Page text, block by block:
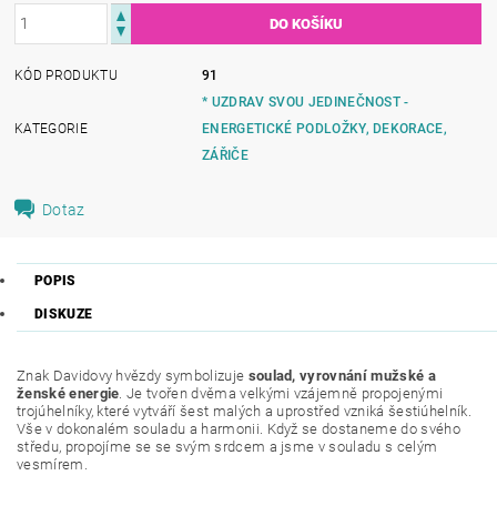
KÓD PRODUKTU 91
KATEGORIE
* UZDRAV SVOU JEDINEČNOST -
ENERGETICKÉ PODLOŽKY, DEKORACE,
ZÁŘIČE
Dotaz
POPIS
DISKUZE
Znak Davidovy hvězdy symbolizuje soulad, vyrovnání mužské a
ženské energie. Je tvořen dvěma velkými vzájemně propojenými
trojúhelníky, které vytváří šest malých a uprostřed vzniká šestiúhelník.
Vše v dokonalém souladu a harmonii. Když se dostaneme do svého
středu, propojíme se se svým srdcem a jsme v souladu s celým
vesmírem.